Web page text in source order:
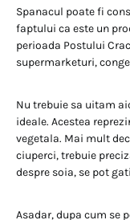
Spanacul poate fi
faptului ca este un
perioada Postului
supermarketuri,
Nu trebuie sa uitam
ideale. Acestea
vegetala. Mai mult
ciuperci, trebuie
despre soia, se pot
Asadar, dupa cum se